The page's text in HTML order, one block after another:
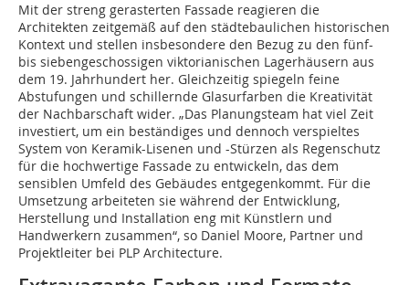
Mit der streng gerasterten Fassade reagieren die
Architekten zeitgemäß auf den städtebaulichen historischen
Kontext und stellen insbesondere den Bezug zu den fünf-
bis siebengeschossigen viktorianischen Lagerhäusern aus
dem 19. Jahrhundert her. Gleichzeitig spiegeln feine
Abstufungen und schillernde Glasurfarben die Kreativität
der Nachbarschaft wider. „Das Planungsteam hat viel Zeit
investiert, um ein beständiges und dennoch verspieltes
System von Keramik-Lisenen und -Stürzen als Regenschutz
für die hochwertige Fassade zu entwickeln, das dem
sensiblen Umfeld des Gebäudes entgegenkommt. Für die
Umsetzung arbeiteten sie während der Entwicklung,
Herstellung und Installation eng mit Künstlern und
Handwerkern zusammen“, so Daniel Moore, Partner und
Projektleiter bei PLP Architecture.